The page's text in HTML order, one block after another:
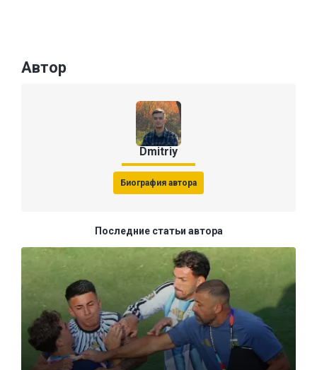
Автор
Dmitriy
Биография автора
Последние статьи автора